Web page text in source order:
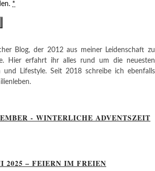
*
Blog, der 2012 aus meiner Leidenschaft zu
Hier erfahrt ihr alles rund um die neuesten
und Lifestyle. Seit 2018 schreibe ich ebenfalls
- WINTERLICHE ADVENTSZEIT
2025 – FEIERN IM FREIEN